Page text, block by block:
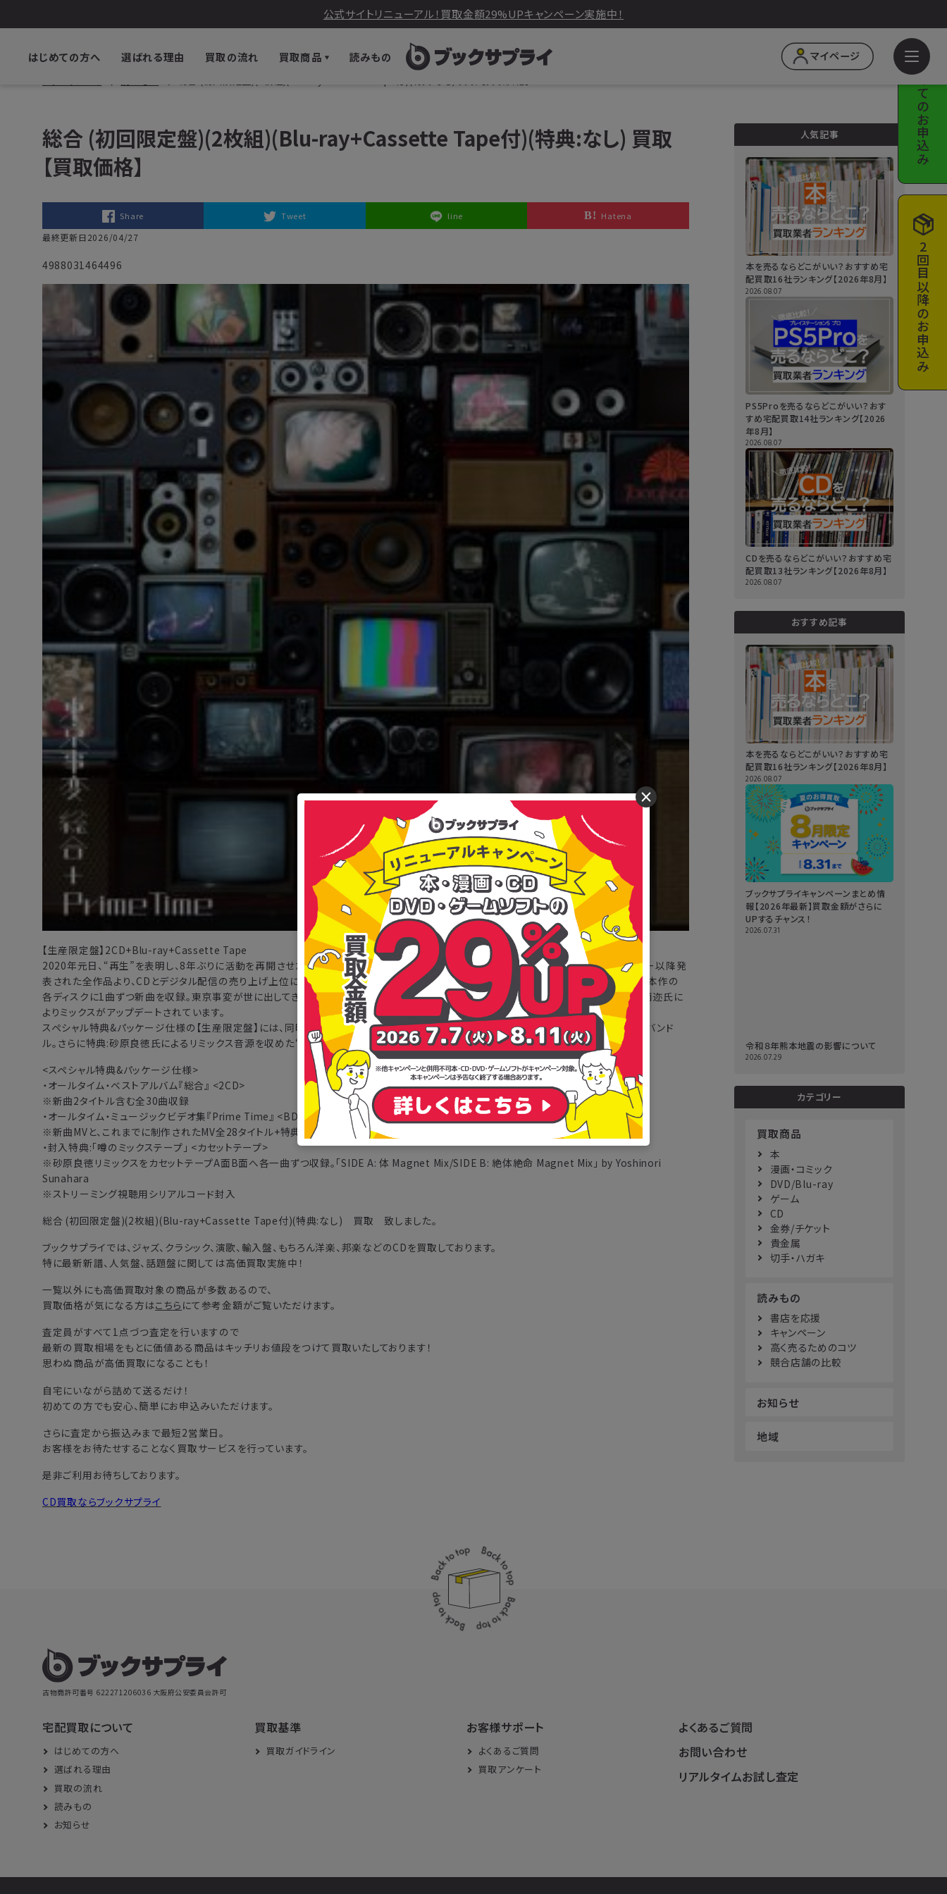
公式サイトリニューアル！買取金額29%UPキャンペーン実施中！
はじめての方へ 選ばれる理由 買取の流れ 買取商品 読みもの マイページ はじめての
お申込み
2回目以降の
お申込み
総合 (初回限定盤)(2枚組)(Blu-ray+Cassette Tape付)(特典:なし) 買取
【買取価格】
Share Tweet line Hatena
最終更新日2026/04/27
4988031464496
【生産限定盤】2CD+Blu-ray+Cassette Tape
2020年元日、“再生”を表明し、8年ぶりに活動を再開させた東京事変。初のオールタイム・ベストアルバムの発売が決定! 2004年のデビュー以降発
表された全作品より、CDとデジタル配信の売り上げ上位に位置するヒットチューンと、ライブでの人気曲を中心にセレクト。CD2枚組となる本作の
各ディスクに1曲ずつ新曲を収録。東京事変が世に出してきた楽曲を総合的な見地で網羅した全30曲となり、旧譜は全て、エンジニア井上雨迩氏に
よりミックスがアップデートされています。
スペシャル特典&パッケージ仕様の【生産限定盤】には、同時発売されるオールタイム・ミュージックビデオ集「Prime Time」(BD/2DVD)をバンド
ル。さらに特典:砂原良徳氏によるリミックス音源を収めた“噂のミックステープ”(カセットテープ)を封入。
<スペシャル特典&パッケージ仕様>
・オールタイム・ベストアルバム『総合』 <2CD>
※新曲2タイトル含む全30曲収録
・オールタイム・ミュージックビデオ集『Prime Time』 <BD/2DVD>
※新曲MVと、これまでに制作されたMV全28タイトル+特典映像収録
・封入特典:「噂のミックステープ」 <カセットテープ>
※砂原良徳リミックスをカセットテープA面B面へ各一曲ずつ収録。「SIDE A: 体 Magnet Mix/SIDE B: 絶体絶命 Magnet Mix」 by Yoshinori
Sunahara
※ストリーミング視聴用シリアルコード封入
総合 (初回限定盤)(2枚組)(Blu-ray+Cassette Tape付)(特典:なし) 買取 致しました。
ブックサプライでは、ジャズ、クラシック、演歌、輸入盤、もちろん洋楽、邦楽などのCDを買取しております。
特に最新新譜、人気盤、話題盤に関しては高価買取実施中！
一覧以外にも高価買取対象の商品が多数あるので、
買取価格が気になる方はこちら にて参考金額がご覧いただけます。
査定員がすべて1点づつ査定を行いますので
最新の買取相場をもとに価値ある商品はキッチリお値段をつけて買取いたしております！
思わぬ商品が高価買取になることも！
自宅にいながら詰めて送るだけ！
初めての方でも安心、簡単にお申込みいただけます。
さらに査定から振込みまで最短2営業日。
お客様をお待たせすることなく買取サービスを行っています。
是非ご利用お待ちしております。
CD買取ならブックサプライ
人気記事
本を売るならどこがいい？おすすめ宅
配買取16社ランキング【2026年8月】
2026.08.07
PS5Proを売るならどこがいい？おす
すめ宅配買取14社ランキング【2026
年8月】
2026.08.07
CDを売るならどこがいい？おすすめ宅
配買取13社ランキング【2026年8月】
2026.08.07
おすすめ記事
本を売るならどこがいい？おすすめ宅
配買取16社ランキング【2026年8月】
2026.08.07
ブックサプライキャンペーンまとめ情
報【2026年最新】買取金額がさらに
UPするチャンス！
2026.07.31
令和８年熊本地震の影響について
2026.07.29
カテゴリー
買取商品
本
漫画・コミック
DVD/Blu-ray
ゲーム
CD
金券/チケット
貴金属
切手・ハガキ
読みもの
書店を応援
キャンペーン
高く売るためのコツ
競合店舗の比較
お知らせ
地域
古物商許可番号 622271206036 大阪府公安委員会許可
宅配買取について
はじめての方へ
選ばれる理由
買取の流れ
読みもの
お知らせ
買取基準
買取ガイドライン
お客様サポート
よくあるご質問
買取アンケート
よくあるご質問
お問い合わせ
リアルタイムお試し査定
×